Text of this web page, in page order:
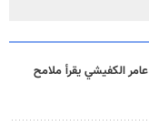
الكفيشي يقرأ ملامح